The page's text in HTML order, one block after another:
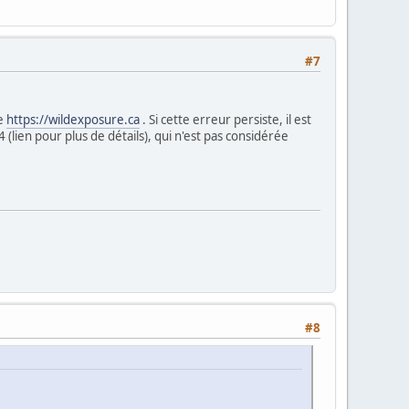
#7
https://wildexposure.ca . Si cette erreur persiste, il est
pour plus de détails), qui n'est pas considérée
#8